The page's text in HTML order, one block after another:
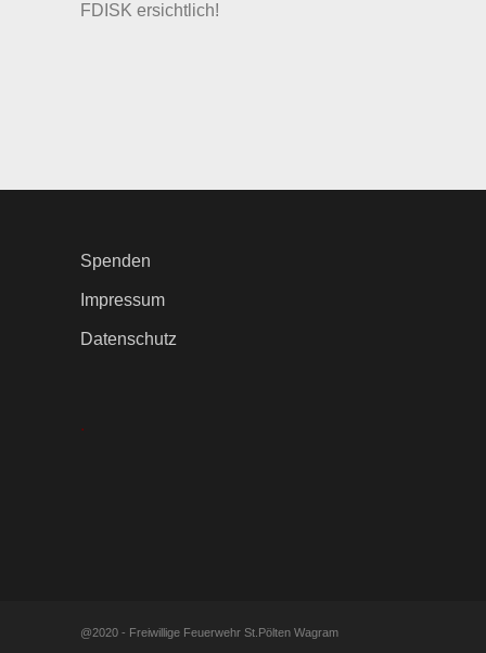
FDISK ersichtlich!
Spenden
Impressum
Datenschutz
.
@2020 - Freiwillige Feuerwehr St.Pölten Wagram